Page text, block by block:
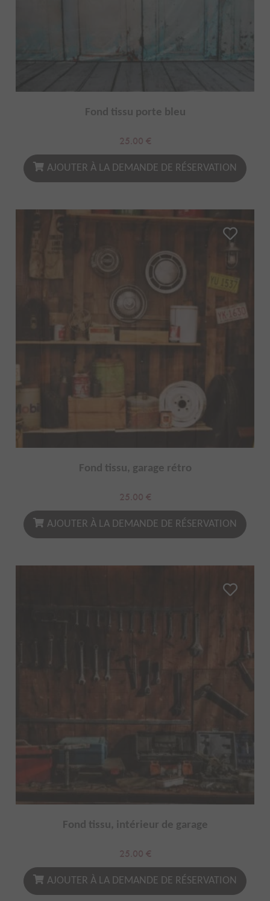
Fond tissu porte bleu
25.00 €
AJOUTER À LA DEMANDE DE RÉSERVATION
Fond tissu, garage rétro
25.00 €
AJOUTER À LA DEMANDE DE RÉSERVATION
Fond tissu, intérieur de garage
25.00 €
AJOUTER À LA DEMANDE DE RÉSERVATION